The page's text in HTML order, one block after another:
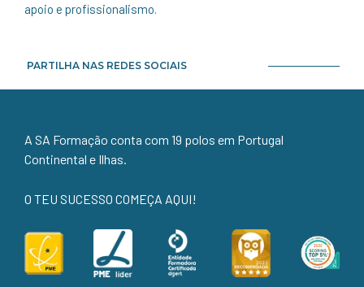
apoio e profissionalismo.
PARTILHA NAS REDES SOCIAIS
A SA Formação conta com 19 polos em Portugal
Continental e Ilhas.
O TEU SUCESSO COMEÇA AQUI!